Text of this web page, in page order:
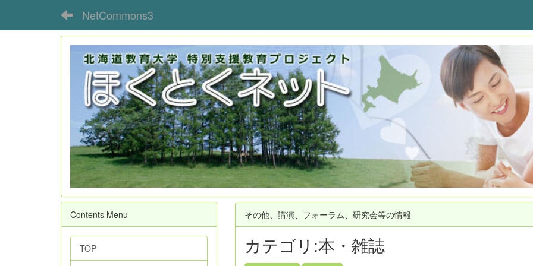
NetCommons3
その他、講演、フォーラム、研究会等の情報
カテゴリ:本・雑誌
Contents Menu
TOP